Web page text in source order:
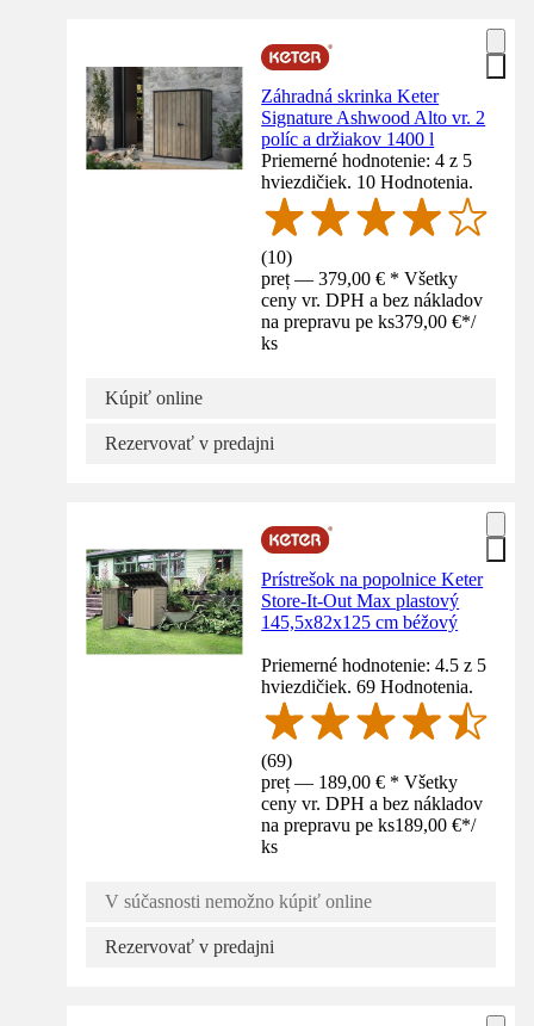
Záhradná skrinka Keter
Signature Ashwood Alto vr. 2
políc a držiakov 1400 l
Priemerné hodnotenie: 4 z 5
hviezdičiek. 10 Hodnotenia.
(10)
preț — 379,00 € * Všetky
ceny vr. DPH a bez nákladov
na prepravu pe ks379,00 €*/
ks
Kúpiť online
Rezervovať v predajni
Prístrešok na popolnice Keter
Store-It-Out Max plastový
145,5x82x125 cm béžový
Priemerné hodnotenie: 4.5 z 5
hviezdičiek. 69 Hodnotenia.
(69)
preț — 189,00 € * Všetky
ceny vr. DPH a bez nákladov
na prepravu pe ks189,00 €*/
ks
V súčasnosti nemožno kúpiť online
Rezervovať v predajni